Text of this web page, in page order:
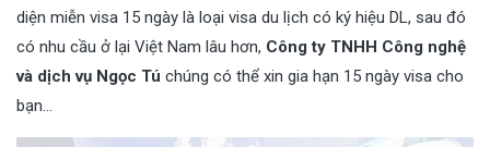
diện miễn visa 15 ngày là loại visa du lịch có ký hiệu DL, sau đó
có nhu cầu ở lại Việt Nam lâu hơn, Công ty TNHH Công nghệ
và dịch vụ Ngọc Tú chúng có thể xin gia hạn 15 ngày visa cho
bạn…